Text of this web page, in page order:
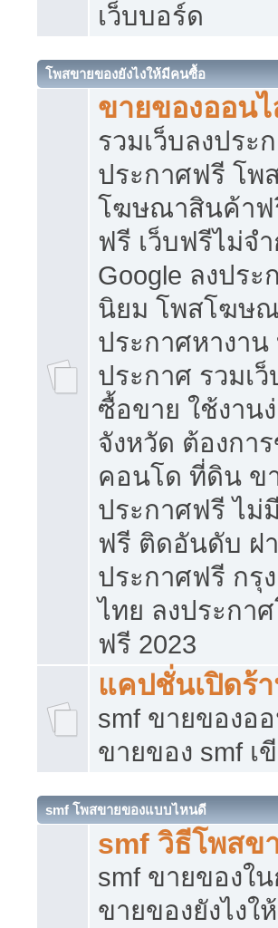
เว็บบอร์ด
โพสขายของยังไงให้มีคนซื้อ
ขายของออน
รวมเว็บลงประ
ประกาศฟรี โพ
โฆษณาสินค้าฟ
ฟรี เว็บฟรีไม่จ
Google ลงปร
นิยม โพสโฆษ
ประกาศหางาน
ประกาศ รวมเ
ซื้อขาย ใช้งาน
จังหวัด ต้องกา
คอนโด ที่ดิน ข
ประกาศฟรี ไม่
ฟรี ติดอันดับ ฝ
ประกาศฟรี กรุ
ไทย ลงประกา
ฟรี 2023
แคปชั่นเปิดร้
smf ขายของอ
ขายของ smf เ
smf โพสขายของแบบไหนดี
smf วิธีโพสข
smf ขายของใ
ขายของยังไง